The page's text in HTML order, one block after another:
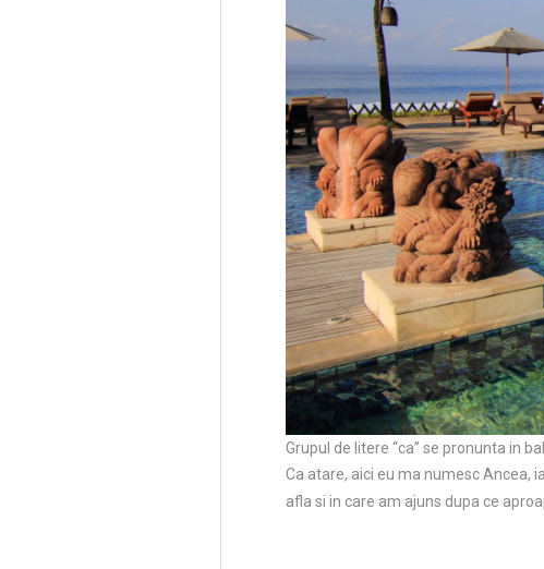
Grupul de litere “ca” se pronunta in
Ca atare, aici eu ma numesc Ancea,
afla si in care am ajuns dupa ce